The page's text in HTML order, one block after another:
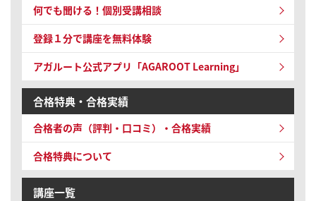
何でも聞ける！個別受講相談
登録１分で講座を無料体験
アガルート公式アプリ「AGAROOT Learning」
合格特典・合格実績
合格者の声（評判・口コミ）・合格実績
合格特典について
講座一覧